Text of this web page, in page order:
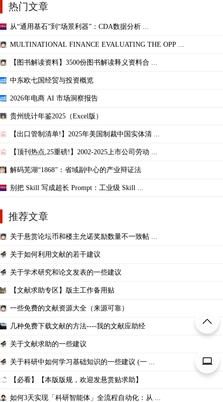
热门文章
从“通用基石”到“场景利器”：CDA数据分析 ...
MULTINATIONAL FINANCE EVALUATING THE OPP ...
【图书解读资料】3500份图书解读释义资料合 ...
中东欧七国经贸与投资概览
2026年电商 AI 市场洞察报告
贵州统计年鉴2025（Excel版）
【出口管制清单!】2025年美国制裁中国实体清 ...
【顶刊热点,25重磅!】2002-2025上市公司劳动 ...
解码芜湖“1868”：省域副中心的产业辩证法
别把 Skill 写成超长 Prompt：工业级 Skill ...
推荐文章
关于悬赏论坛币和楼主允诺奖励数量不一致帖 ...
关于如何利用文献的若干建议
关于学术研究和论文发表的一些建议
【文献求助专区】版主工作备用贴
一些免费的文献资源大全（来源可靠）
几种免费下载文献的方法----我的文献应助经
关于文献求助的一些建议
关于科研中如何学习基础知识的一些建议 (一 ...
【必看】【本版版规，欢迎发悬赏贴求助】
如何3天实现「科研智能体」全流程自动化：从 ...